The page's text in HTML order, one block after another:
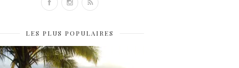
LES PLUS POPULAIRES